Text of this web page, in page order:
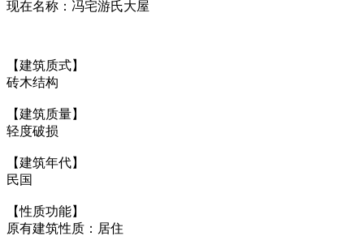
现在名称：冯宅游氏大屋
【建筑质式】
砖木结构
【建筑质量】
轻度破损
【建筑年代】
民国
【性质功能】
原有建筑性质：居住